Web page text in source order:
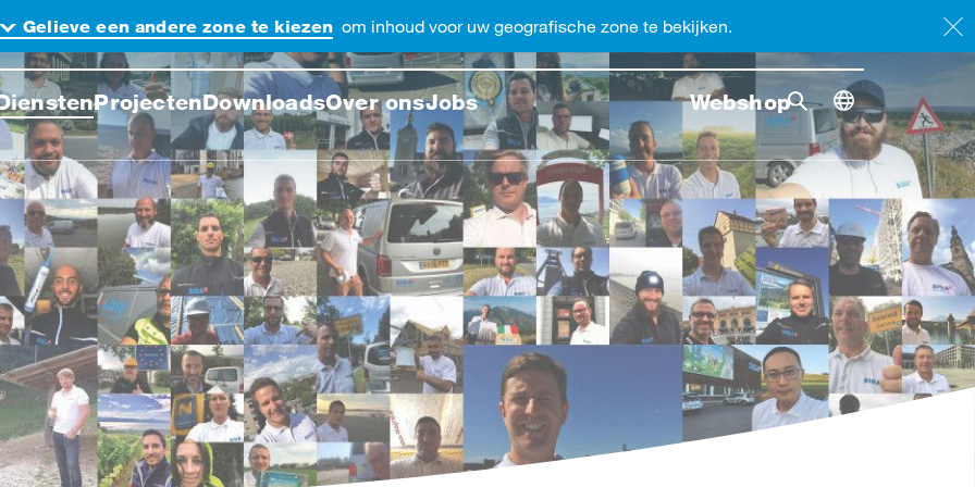
Zoekopdracht
de website Zoekopdracht
ProjectenDownloadsOver onsJobs Webshop
Toggle
Gelieve een andere zone te kiezen om inhoud voor uw geografische zone te bekijken.